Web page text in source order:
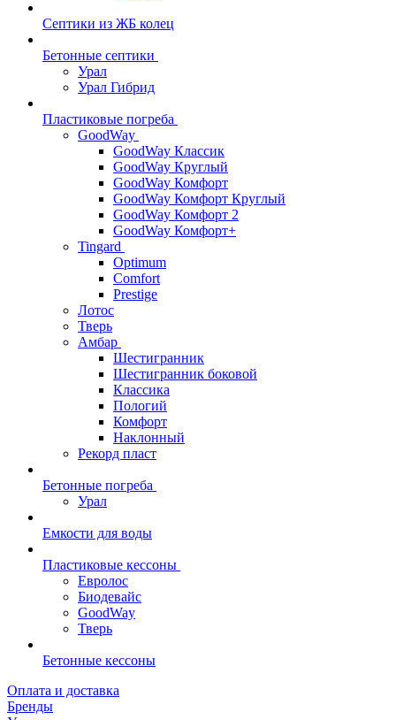
Септики из ЖБ колец
Бетонные септики
Урал
Урал Гибрид
Пластиковые погреба
GoodWay
GoodWay Классик
GoodWay Круглый
GoodWay Комфорт
GoodWay Комфорт Круглый
GoodWay Комфорт 2
GoodWay Комфорт+
Tingard
Optimum
Comfort
Prestige
Лотос
Тверь
Амбар
Шестигранник
Шестигранник боковой
Классика
Пологий
Комфорт
Наклонный
Рекорд пласт
Бетонные погреба
Урал
Емкости для воды
Пластиковые кессоны
Евролос
Биодевайс
GoodWay
Тверь
Бетонные кессоны
Оплата и доставка
Бренды